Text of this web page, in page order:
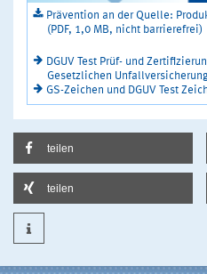
Prävention an der Quelle:
(PDF, 1,0 MB, nicht barrierefrei)
DGUV Test Prüf- und
Gesetzlichen
GS-Zeichen und DGUV Test
teilen
teilen